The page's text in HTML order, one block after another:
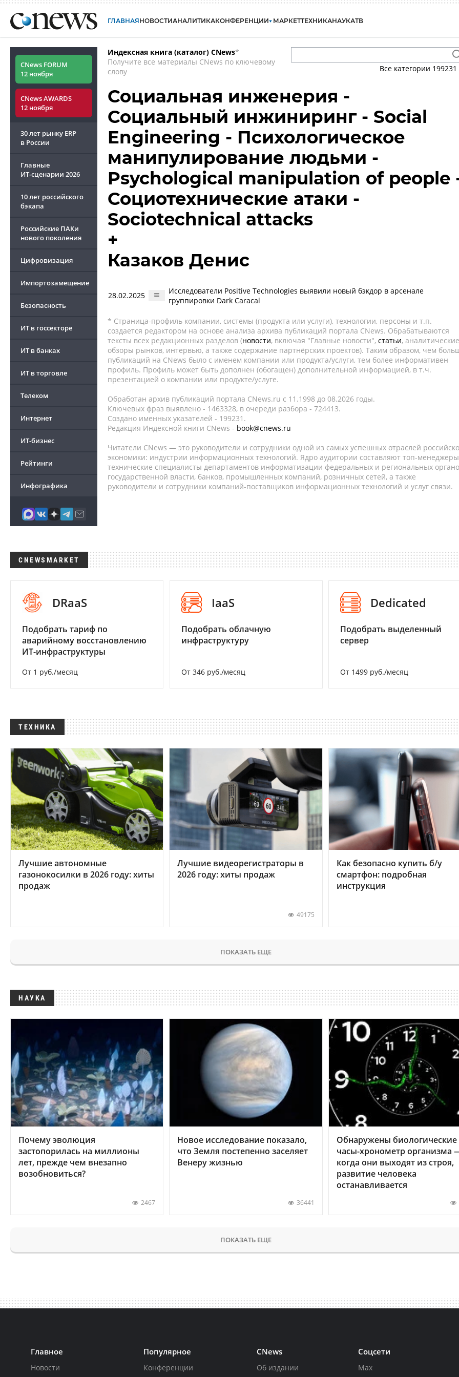
ГЛАВНАЯНОВОСТИАНАЛИТИКАКОНФЕРЕНЦИИ МАРКЕТТЕХНИКАНАУКАТВ
CNews FORUM
12 ноября
CNews AWARDS
12 ноября
30 лет рынку ERP
в России
Главные
ИТ-сценарии 2026
10 лет российского
бэкапа
Российские ПАКи
нового поколения
Цифровизация
Импортозамещение
Безопасность
ИТ в госсекторе
ИТ в банках
ИТ в торговле
Телеком
Интернет
ИТ-бизнес
Рейтинги
Инфографика
Индексная книга (каталог) CNews*
Получите все материалы CNews по ключевому
слову
Все категории 199231
Социальная инженерия -
Социальный инжиниринг - Social
Engineering - Психологическое
манипулирование людьми -
Psychological manipulation of people
Социотехнические атаки -
Sociotechnical attacks
+
Казаков Денис
28.02.2025
Исследователи Positive Technologies выявили новый бэкдор в арсенале
группировки Dark Caracal
* Страница-профиль компании, системы (продукта или услуги), технологии, персоны и т.п.
создается редактором на основе анализа архива публикаций портала CNews. Обрабатываются
тексты всех редакционных разделов (новости, включая "Главные новости", статьи, аналитические
обзоры рынков, интервью, а также содержание партнёрских проектов). Таким образом, чем
публикаций на CNews было с именем компании или продукта/услуги, тем более информативен
профиль. Профиль может быть дополнен (обогащен) дополнительной информацией, в т.ч.
презентацией о компании или продукте/услуге.
Обработан архив публикаций портала CNews.ru c 11.1998 до 08.2026 годы.
Ключевых фраз выявлено - 1463328, в очереди разбора - 724413.
Создано именных указателей - 199231.
Редакция Индексной книги CNews - book@cnews.ru
Читатели CNews — это руководители и сотрудники одной из самых успешных отраслей
экономики: индустрии информационных технологий. Ядро аудитории составляют топ-
технические специалисты департаментов информатизации федеральных и региональных
государственной власти, банков, промышленных компаний, розничных сетей, а также
руководители и сотрудники компаний-поставщиков информационных технологий и услуг связи.
CNEWSMARKET
DRaaS
Подобрать тариф по
аварийному восстановлению
ИТ-инфраструктуры
От 1 руб./месяц
IaaS
Подобрать облачную
инфраструктуру
От 346 руб./месяц
Dedicated
Подобрать выделенный
сервер
От 1499 руб./месяц
ТЕХНИКА
Лучшие автономные
газонокосилки в 2026 году: хиты
продаж
Лучшие видеорегистраторы в
2026 году: хиты продаж
49175
Как безопасно купить б/у
смартфон: подробная
инструкция
ПОКАЗАТЬ ЕЩЕ
НАУКА
Почему эволюция
застопорилась на миллионы
лет, прежде чем внезапно
возобновиться?
2467
Новое исследование показало,
что Земля постепенно заселяет
Венеру жизнью
36441
Обнаружены биологические
часы-хронометр организма
когда они выходят из строя,
развитие человека
останавливается
ПОКАЗАТЬ ЕЩЕ
Главное
Новости
Популярное
Конференции
CNews
Об издании
Соцсети
Max